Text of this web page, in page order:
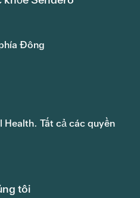
Đông
Tất cả các quyền
tôi